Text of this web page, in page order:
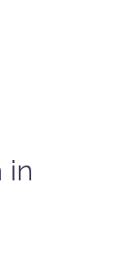
in